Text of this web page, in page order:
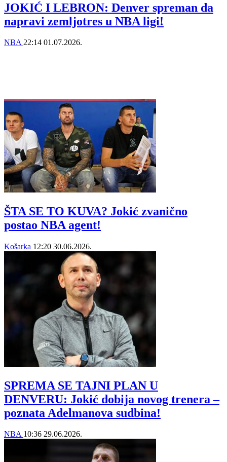
JOKIĆ I LEBRON: Denver spreman da
napravi zemljotres u NBA ligi!
NBA22:14 01.07.2026.
ŠTA SE TO KUVA? Jokić zvanično
postao NBA agent!
Košarka 12:20 30.06.2026.
SPREMA SE TAJNI PLAN U
DENVERU: Jokić dobija novog trenera –
poznata Adelmanova sudbina!
NBA 10:36 29.06.2026.